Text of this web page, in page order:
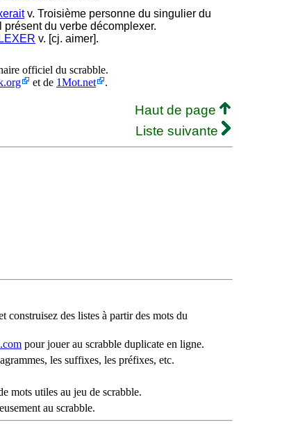
v. Troisième personne du singulier du
présent du verbe décomplexer.
v. [cj. aimer].
officiel du scrabble.
et de 1Mot.net .
Haut de page
Liste suivante
construisez des listes à partir des mots du
pour jouer au scrabble duplicate en ligne.
les suffixes, les préfixes, etc.
mots utiles au jeu de scrabble.
au scrabble.